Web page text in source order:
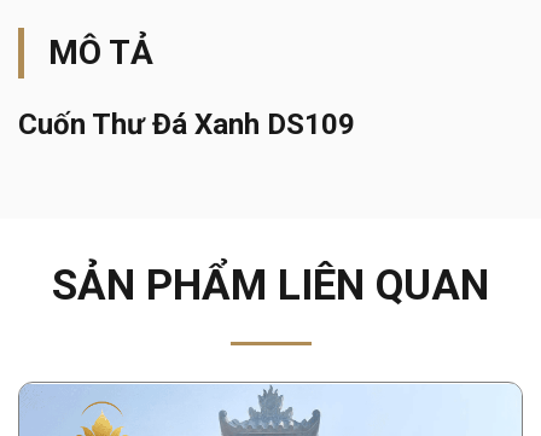
MÔ TẢ
Cuốn Thư Đá Xanh DS109
SẢN PHẨM LIÊN QUAN